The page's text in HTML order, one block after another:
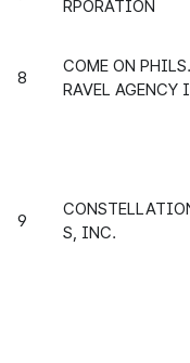
RPORATION
8
COME ON
RAVEL AGENCY
9
S, INC.